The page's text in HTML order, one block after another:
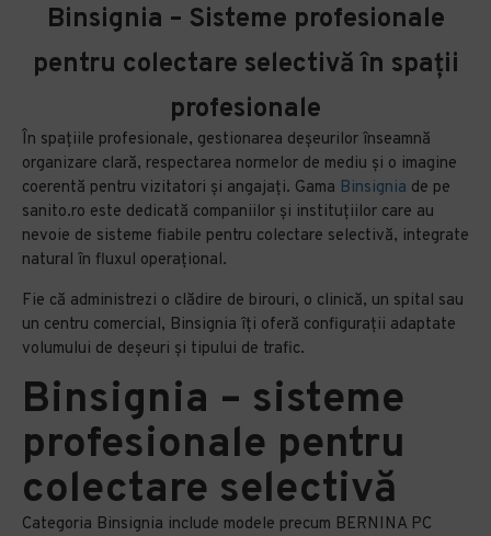
Binsignia – Sisteme profesionale
pentru colectare selectivă în spații
profesionale
În spațiile profesionale, gestionarea deșeurilor înseamnă
organizare clară, respectarea normelor de mediu și o imagine
coerentă pentru vizitatori și angajați. Gama Binsignia de pe
sanito.ro este dedicată companiilor și instituțiilor care au
nevoie de sisteme fiabile pentru colectare selectivă, integrate
natural în fluxul operațional.
Fie că administrezi o clădire de birouri, o clinică, un spital sau
un centru comercial, Binsignia îți oferă configurații adaptate
volumului de deșeuri și tipului de trafic.
Binsignia – sisteme
profesionale pentru
colectare selectivă
Categoria Binsignia include modele precum BERNINA PC